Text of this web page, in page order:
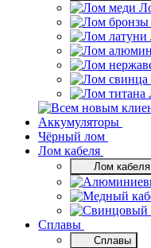
Аккумуляторы
Чёрный лом
Лом кабеля
Лом кабеля
Сплавы
Сплавы